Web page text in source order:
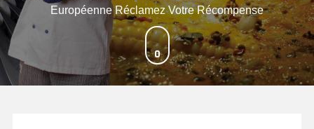
Européenne Réclamez Votre Récompense